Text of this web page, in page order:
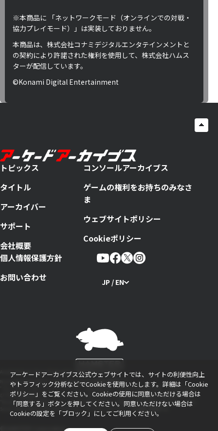
※本商品に 「ネットワークモード（オンラインでの対戦・
協力プレイモード）」は実装しておりません。
本商品は、株式会社コナミデジタルエンタテインメントと
の契約により許諾された権利を使用して、株式会社ハムス
ターが配信しています。
©Konami Digital Entertainment
トピックス
タイトル
アーカイバー
サポート
会社概要
コンソールアーカイブス
ゲームの権利をお持ちのみなさ
ま
ウェブサイトポリシー
Cookieポリシー
個人情報保護方針
お問い合わせ
JP / EN
Arcade Archives Series Produced by HAMSTER Corporation
Nintendo Switchのロゴ・Nintendo Switchは任天堂の商標です。
“プレイステーション ファミリーマーク”、“PlayStation”、“PS5ロゴ”および“PS5”、“PS4ロゴ”およ
び“PS4”は株式会社ソニー・インタラクティブエンタテインメントの登録商標または商標です。
“WindowsロゴおよびWindows”、“XboxロゴおよびXbox”、“Xbox OneおよびXbox Oneロゴ”、“Xbox
Series X|SロゴおよびXbox Series X|S”は、マイクロソフト グループの企業の商標です。
©HAMSTER Corporation
アーケードアーカイブス公式ウェブサイトでは、サイトの利便性向上
やトラフィック分析などでCookieを使用いたします。詳細は「Cookie
ポリシー 」をご覧ください。Cookieの使用に同意いただける場合は
「同意する」ボタンを押してください。同意いただけない場合は
Cookieの設定を「ブロック」にしてご利用ください。